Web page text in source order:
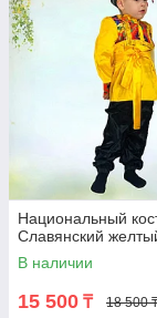
Национальный
Славянский
В наличии
15 500 ₸ 18 500